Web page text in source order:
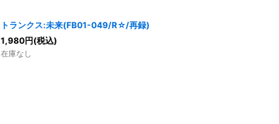
トランクス:未来(FB01-049/R☆/再録)
1,980円(税込)
在庫なし